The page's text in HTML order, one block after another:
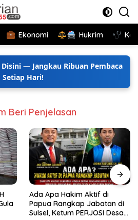
Ekonomi Hukrim
— Jangkau Ribuan Pembaca
Setiap Hari!
Beri Penjelasan
Ada Apa Hakim Aktif di
Papua Rangkap Jabatan di
Sulsel, Ketum PERJOSI Desak